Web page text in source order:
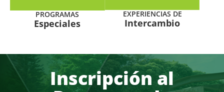
PROGRAMAS
Especiales
EXPERIENCIAS DE
Intercambio
Inscripción al